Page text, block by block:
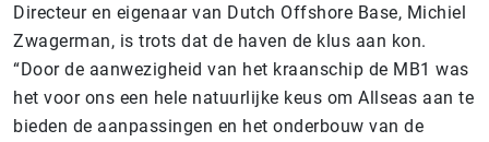
Directeur en eigenaar van Dutch Offshore Base, Michiel
Zwagerman, is trots dat de haven de klus aan kon.
“Door de aanwezigheid van het kraanschip de MB1 was
het voor ons een hele natuurlijke keus om Allseas aan te
bieden de aanpassingen en het onderbouw van de